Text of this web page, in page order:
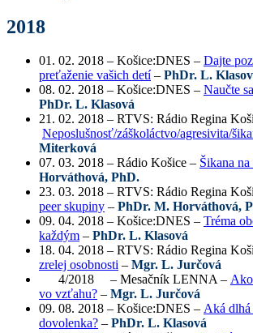
2018
01. 02. 2018 – Košice:DNES – Dajte
preťaženie vašich detí– PhDr. L.
08. 02. 2018 – Košice:DNES – Naučte
PhDr. L. Klasová
21. 02. 2018 – RTVS: Rádio Regina
Neposlušnosť/záškoláctvo/agresivita/
Miterková
07. 03. 2018 – Rádio Košice – Šikana
Horváthová, PhD.
23. 03. 2018 – RTVS: Rádio Regina
peer skupiny – PhDr. M. Horváthová,
09. 04. 2018 – Košice:DNES – Tréma
každým – PhDr. L. Klasová
18. 04. 2018 – RTVS: Rádio Regina
zrelej osobnosti – Mgr. L. Jurčová
4/2018 – Mesačník LENNA –
vo vzťahu? – Mgr. L. Jurčová
09. 08. 2018 – Košice:DNES – Aká
dovolenka? – PhDr. L. Klasová